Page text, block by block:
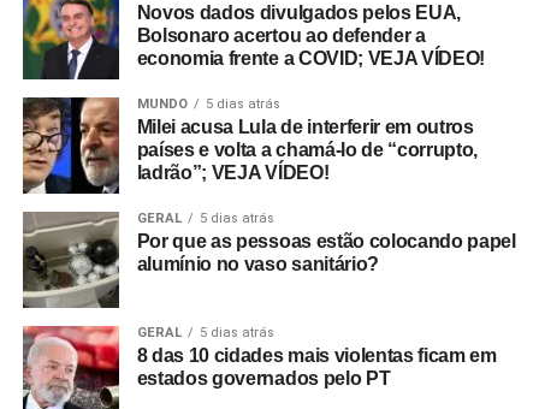
Novos dados divulgados pelos EUA,
Bolsonaro acertou ao defender a
economia frente a COVID; VEJA VÍDEO!
MUNDO 5 dias atrás
Milei acusa Lula de interferir em outros
países e volta a chamá-lo de “corrupto,
ladrão”; VEJA VÍDEO!
GERAL 5 dias atrás
Por que as pessoas estão colocando papel
alumínio no vaso sanitário?
GERAL 5 dias atrás
8 das 10 cidades mais violentas ficam em
estados governados pelo PT